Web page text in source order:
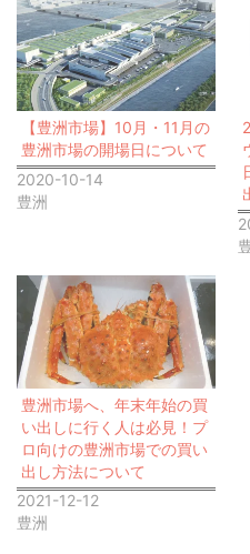
【豊洲市場】10月・11月の
豊洲市場の開場日について
2020-10-14
豊洲
豊洲市場へ、年末年始の買
い出しに行く人は必見！プ
ロ向けの豊洲市場での買い
出し方法について
2021-12-12
豊洲